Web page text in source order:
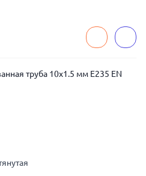
труба 10x1.5 мм E235 EN